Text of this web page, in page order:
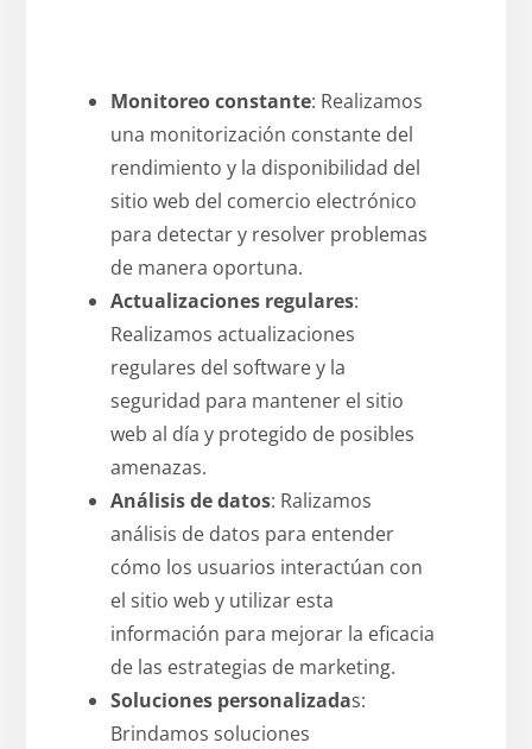
Monitoreo constante: Realizamos
una monitorización constante del
rendimiento y la disponibilidad del
sitio web del comercio electrónico
para detectar y resolver problemas
de manera oportuna.
Actualizaciones regulares:
Realizamos actualizaciones
regulares del software y la
seguridad para mantener el sitio
web al día y protegido de posibles
amenazas.
Análisis de datos: Ralizamos
análisis de datos para entender
cómo los usuarios interactúan con
el sitio web y utilizar esta
información para mejorar la eficacia
de las estrategias de marketing.
Soluciones personalizadas:
Brindamos soluciones